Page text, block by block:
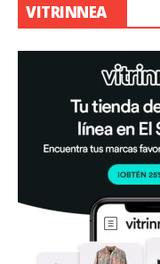
VITRINNEA